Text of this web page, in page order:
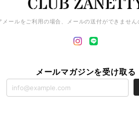
メールをご利用の場合、メールの送付ができませ
メールマガジンを受け取る